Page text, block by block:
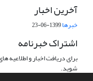
آخرین اخبار
خبرها1399-06-23
اشتراک خبرنامه
برای دریافت اخبار و
شوید.